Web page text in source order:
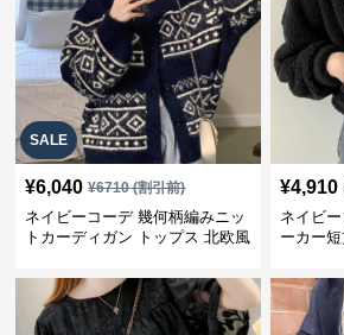
SALE
¥6,040 ¥6710(割引前)
ネイビーコーデ 幾何柄編みニッ
トカーディガン トップス 北欧風
¥4,910
ネイビ
ーカー